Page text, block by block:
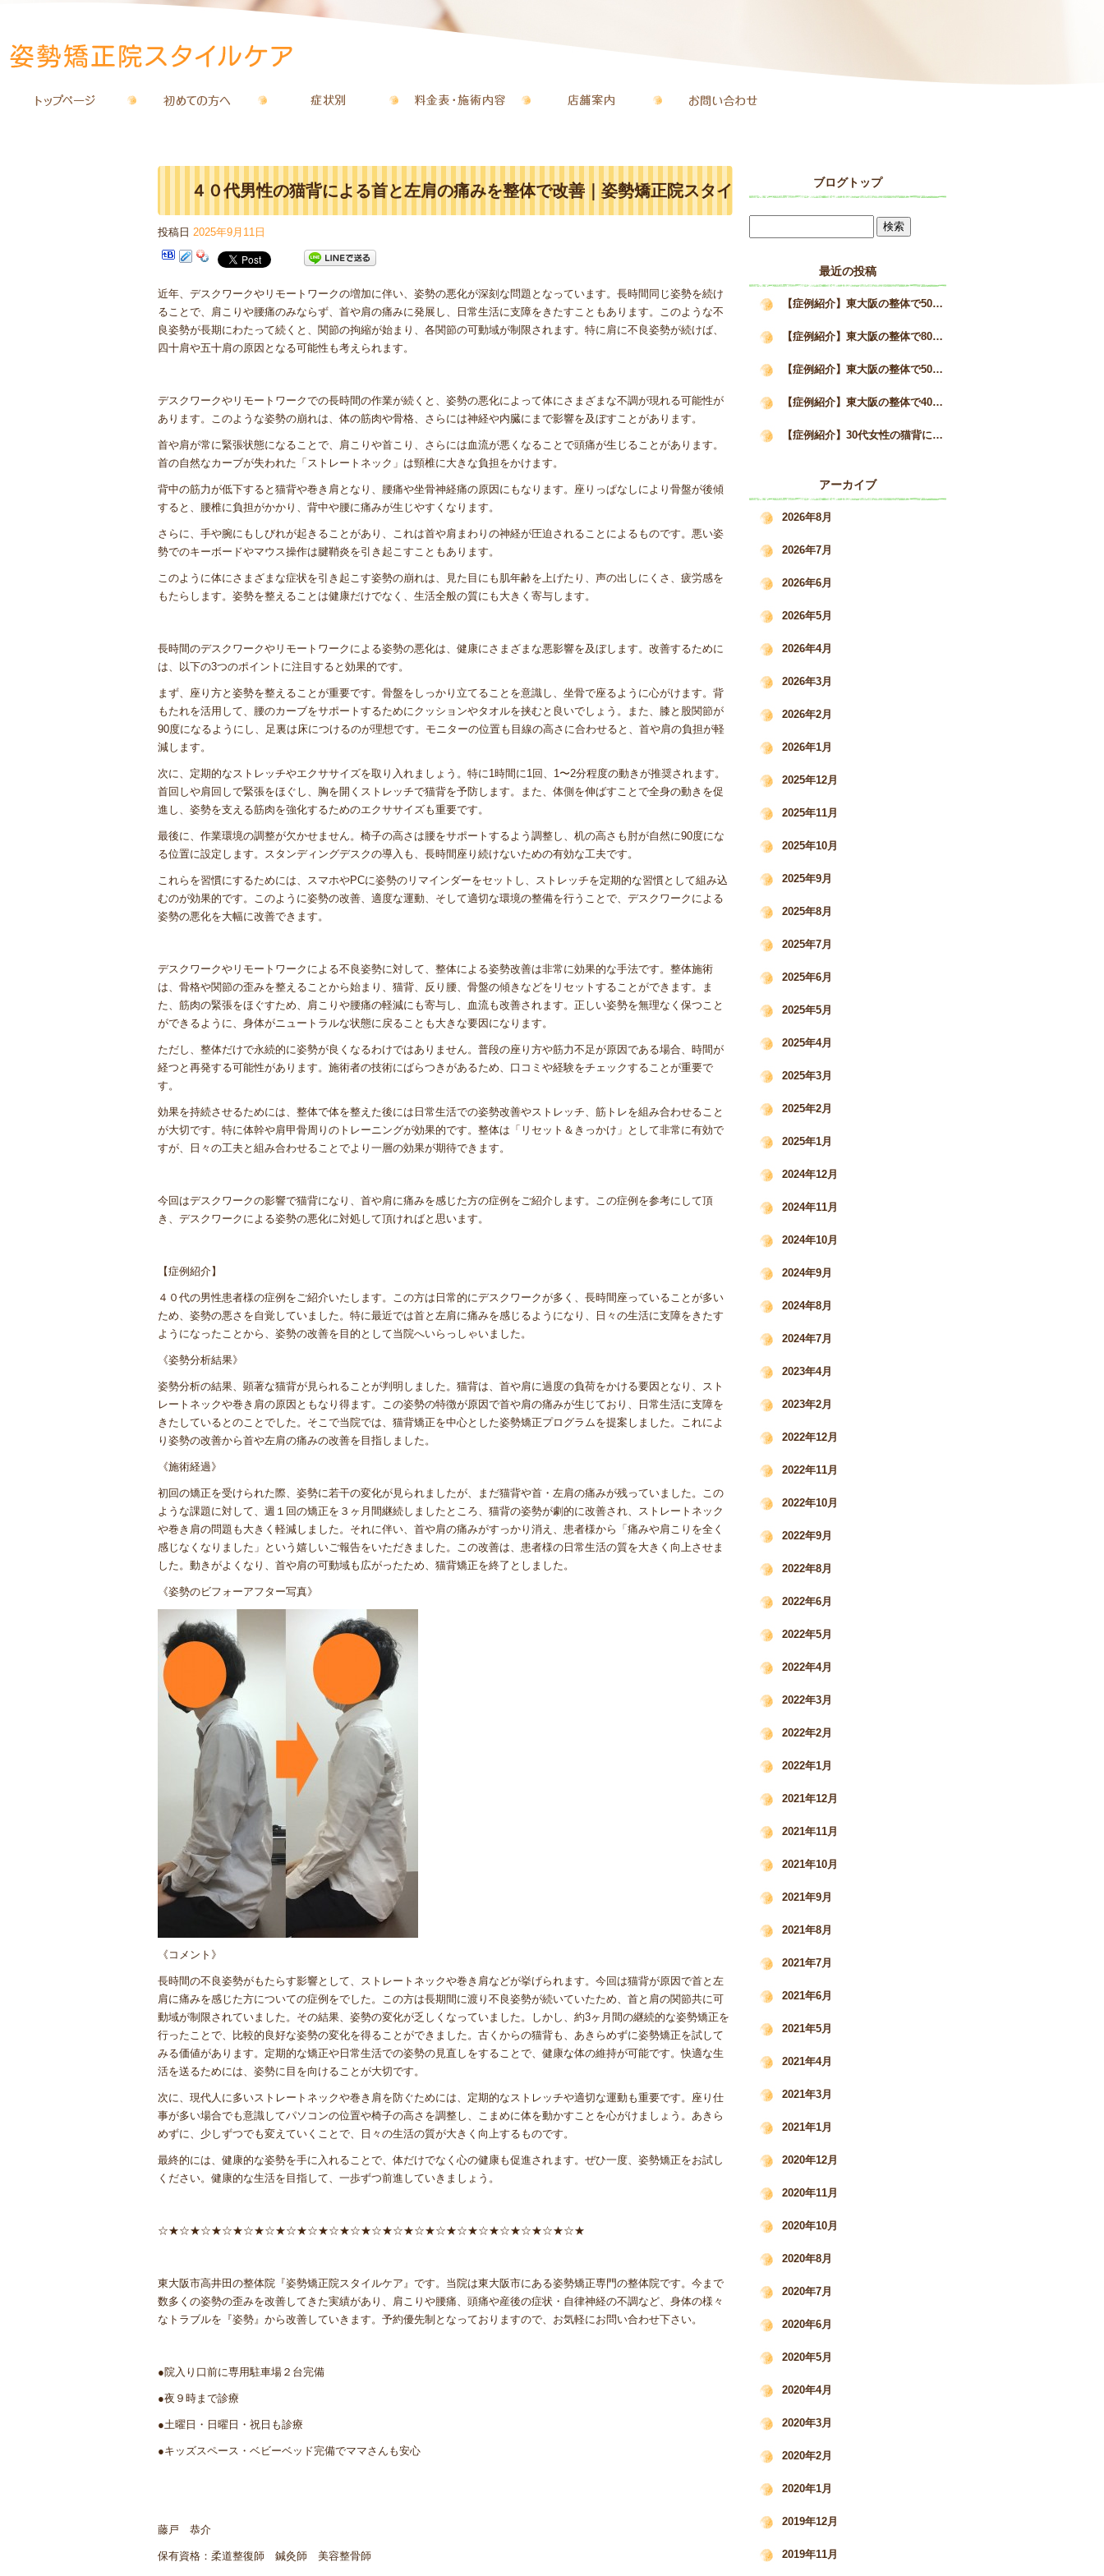
４０代男性の猫背による首と左肩の痛みを整体で改善｜姿勢矯正院スタイ
ルケア
投稿日 2025年9月11日
近年、デスクワークやリモートワークの増加に伴い、姿勢の悪化が深刻な問題となっています。長時間同じ姿勢を続け
ることで、肩こりや腰痛のみならず、首や肩の痛みに発展し、日常生活に支障をきたすこともあります。このような不
良姿勢が長期にわたって続くと、関節の拘縮が始まり、各関節の可動域が制限されます。特に肩に不良姿勢が続けば、
四十肩や五十肩の原因となる可能性も考えられます。
デスクワークやリモートワークでの長時間の作業が続くと、姿勢の悪化によって体にさまざまな不調が現れる可能性が
あります。このような姿勢の崩れは、体の筋肉や骨格、さらには神経や内臓にまで影響を及ぼすことがあります。
首や肩が常に緊張状態になることで、肩こりや首こり、さらには血流が悪くなることで頭痛が生じることがあります。
首の自然なカーブが失われた「ストレートネック」は頸椎に大きな負担をかけます。
背中の筋力が低下すると猫背や巻き肩となり、腰痛や坐骨神経痛の原因にもなります。座りっぱなしにより骨盤が後傾
すると、腰椎に負担がかかり、背中や腰に痛みが生じやすくなります。
さらに、手や腕にもしびれが起きることがあり、これは首や肩まわりの神経が圧迫されることによるものです。悪い姿
勢でのキーボードやマウス操作は腱鞘炎を引き起こすこともあります。
このように体にさまざまな症状を引き起こす姿勢の崩れは、見た目にも肌年齢を上げたり、声の出しにくさ、疲労感を
もたらします。姿勢を整えることは健康だけでなく、生活全般の質にも大きく寄与します。
長時間のデスクワークやリモートワークによる姿勢の悪化は、健康にさまざまな悪影響を及ぼします。改善するために
は、以下の3つのポイントに注目すると効果的です。
まず、座り方と姿勢を整えることが重要です。骨盤をしっかり立てることを意識し、坐骨で座るように心がけます。背
もたれを活用して、腰のカーブをサポートするためにクッションやタオルを挟むと良いでしょう。また、膝と股関節が
90度になるようにし、足裏は床につけるのが理想です。モニターの位置も目線の高さに合わせると、首や肩の負担が軽
減します。
次に、定期的なストレッチやエクササイズを取り入れましょう。特に1時間に1回、1〜2分程度の動きが推奨されます。
首回しや肩回しで緊張をほぐし、胸を開くストレッチで猫背を予防します。また、体側を伸ばすことで全身の動きを促
進し、姿勢を支える筋肉を強化するためのエクササイズも重要です。
最後に、作業環境の調整が欠かせません。椅子の高さは腰をサポートするよう調整し、机の高さも肘が自然に90度にな
る位置に設定します。スタンディングデスクの導入も、長時間座り続けないための有効な工夫です。
これらを習慣にするためには、スマホやPCに姿勢のリマインダーをセットし、ストレッチを定期的な習慣として組み込
むのが効果的です。このように姿勢の改善、適度な運動、そして適切な環境の整備を行うことで、デスクワークによる
姿勢の悪化を大幅に改善できます。
デスクワークやリモートワークによる不良姿勢に対して、整体による姿勢改善は非常に効果的な手法です。整体施術
は、骨格や関節の歪みを整えることから始まり、猫背、反り腰、骨盤の傾きなどをリセットすることができます。ま
た、筋肉の緊張をほぐすため、肩こりや腰痛の軽減にも寄与し、血流も改善されます。正しい姿勢を無理なく保つこと
ができるように、身体がニュートラルな状態に戻ることも大きな要因になります。
ただし、整体だけで永続的に姿勢が良くなるわけではありません。普段の座り方や筋力不足が原因である場合、時間が
経つと再発する可能性があります。施術者の技術にばらつきがあるため、口コミや経験をチェックすることが重要で
す。
効果を持続させるためには、整体で体を整えた後には日常生活での姿勢改善やストレッチ、筋トレを組み合わせること
が大切です。特に体幹や肩甲骨周りのトレーニングが効果的です。整体は「リセット＆きっかけ」として非常に有効で
すが、日々の工夫と組み合わせることでより一層の効果が期待できます。
今回はデスクワークの影響で猫背になり、首や肩に痛みを感じた方の症例をご紹介します。この症例を参考にして頂
き、デスクワークによる姿勢の悪化に対処して頂ければと思います。
【症例紹介】
４０代の男性患者様の症例をご紹介いたします。この方は日常的にデスクワークが多く、長時間座っていることが多い
ため、姿勢の悪さを自覚していました。特に最近では首と左肩に痛みを感じるようになり、日々の生活に支障をきたす
ようになったことから、姿勢の改善を目的として当院へいらっしゃいました。
《姿勢分析結果》
姿勢分析の結果、顕著な猫背が見られることが判明しました。猫背は、首や肩に過度の負荷をかける要因となり、スト
レートネックや巻き肩の原因ともなり得ます。この姿勢の特徴が原因で首や肩の痛みが生じており、日常生活に支障を
きたしているとのことでした。そこで当院では、猫背矯正を中心とした姿勢矯正プログラムを提案しました。これによ
り姿勢の改善から首や左肩の痛みの改善を目指しました。
《施術経過》
初回の矯正を受けられた際、姿勢に若干の変化が見られましたが、まだ猫背や首・左肩の痛みが残っていました。この
ような課題に対して、週１回の矯正を３ヶ月間継続しましたところ、猫背の姿勢が劇的に改善され、ストレートネック
や巻き肩の問題も大きく軽減しました。それに伴い、首や肩の痛みがすっかり消え、患者様から「痛みや肩こりを全く
感じなくなりました」という嬉しいご報告をいただきました。この改善は、患者様の日常生活の質を大きく向上させま
した。動きがよくなり、首や肩の可動域も広がったため、猫背矯正を終了としました。
《姿勢のビフォーアフター写真》
《コメント》
長時間の不良姿勢がもたらす影響として、ストレートネックや巻き肩などが挙げられます。今回は猫背が原因で首と左
肩に痛みを感じた方についての症例をでした。この方は長期間に渡り不良姿勢が続いていたため、首と肩の関節共に可
動域が制限されていました。その結果、姿勢の変化が乏しくなっていました。しかし、約3ヶ月間の継続的な姿勢矯正を
行ったことで、比較的良好な姿勢の変化を得ることができました。古くからの猫背も、あきらめずに姿勢矯正を試して
みる価値があります。定期的な矯正や日常生活での姿勢の見直しをすることで、健康な体の維持が可能です。快適な生
活を送るためには、姿勢に目を向けることが大切です。
次に、現代人に多いストレートネックや巻き肩を防ぐためには、定期的なストレッチや適切な運動も重要です。座り仕
事が多い場合でも意識してパソコンの位置や椅子の高さを調整し、こまめに体を動かすことを心がけましょう。あきら
めずに、少しずつでも変えていくことで、日々の生活の質が大きく向上するものです。
最終的には、健康的な姿勢を手に入れることで、体だけでなく心の健康も促進されます。ぜひ一度、姿勢矯正をお試し
ください。健康的な生活を目指して、一歩ずつ前進していきましょう。
☆★☆★☆★☆★☆★☆★☆★☆★☆★☆★☆★☆★☆★☆★☆★☆★☆★☆★☆★☆★
東大阪市高井田の整体院『姿勢矯正院スタイルケア』です。当院は東大阪市にある姿勢矯正専門の整体院です。今まで
数多くの姿勢の歪みを改善してきた実績があり、肩こりや腰痛、頭痛や産後の症状・自律神経の不調など、身体の様々
なトラブルを『姿勢』から改善していきます。予約優先制となっておりますので、お気軽にお問い合わせ下さい。
●院入り口前に専用駐車場２台完備
●夜９時まで診療
●土曜日・日曜日・祝日も診療
●キッズスペース・ベビーベッド完備でママさんも安心
藤戸 恭介
保有資格：柔道整復師 鍼灸師 美容整骨師
ブログトップ
最近の投稿
【症例紹介】東大阪の整体で50代女性の巻き肩と疲労感が改善した施術事例｜姿勢矯正院スタイルケア
【症例紹介】東大阪の整体で80代男性の猫背を改善へ｜高齢者の姿勢改善と身体の変化｜姿勢矯正院スタイルケア
【症例紹介】東大阪の整体で50代女性の猫背と自律神経の不調が3か月で改善した事例｜姿勢矯正院スタイルケア
【症例紹介】東大阪の整体で40代女性の猫背・巻き肩を改善｜慢性的な肩こりと疲労感の変化｜姿勢矯正院スタイルケア
【症例紹介】30代女性の猫背による肩こり・腰痛を根本改善した施術事例｜姿勢矯正院スタイルケア
アーカイブ
2026年8月
2026年7月
2026年6月
2026年5月
2026年4月
2026年3月
2026年2月
2026年1月
2025年12月
2025年11月
2025年10月
2025年9月
2025年8月
2025年7月
2025年6月
2025年5月
2025年4月
2025年3月
2025年2月
2025年1月
2024年12月
2024年11月
2024年10月
2024年9月
2024年8月
2024年7月
2023年4月
2023年2月
2022年12月
2022年11月
2022年10月
2022年9月
2022年8月
2022年6月
2022年5月
2022年4月
2022年3月
2022年2月
2022年1月
2021年12月
2021年11月
2021年10月
2021年9月
2021年8月
2021年7月
2021年6月
2021年5月
2021年4月
2021年3月
2021年1月
2020年12月
2020年11月
2020年10月
2020年8月
2020年7月
2020年6月
2020年5月
2020年4月
2020年3月
2020年2月
2020年1月
2019年12月
2019年11月